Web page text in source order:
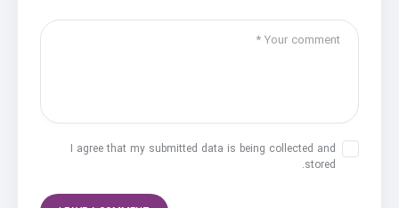
I agree that my submitted data is being collected and
stored.